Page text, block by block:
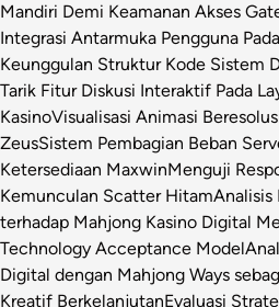
Mandiri Demi Keamanan Akses
Integrasi Antarmuka Pengguna
Keunggulan Struktur Kode Sistem
Tarik Fitur Diskusi Interaktif Pada
KasinoVisualisasi Animasi
ZeusSistem Pembagian Beban
Ketersediaan MaxwinMenguji
Kemunculan Scatter HitamAnalisis
terhadap Mahjong Kasino Digital
Technology Acceptance Model
Digital dengan Mahjong Ways
Kreatif BerkelanjutanEvaluasi